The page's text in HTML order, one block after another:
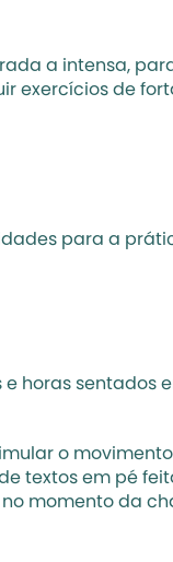
a intensa,
exercícios de
para a
horas sentados
o
textos em pé
momento da